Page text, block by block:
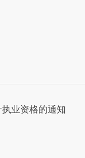
业资格的通知